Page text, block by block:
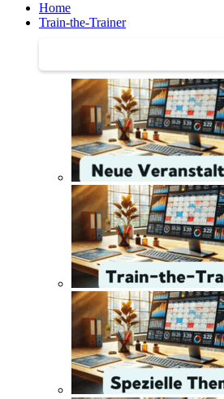
Home
Train-the-Trainer